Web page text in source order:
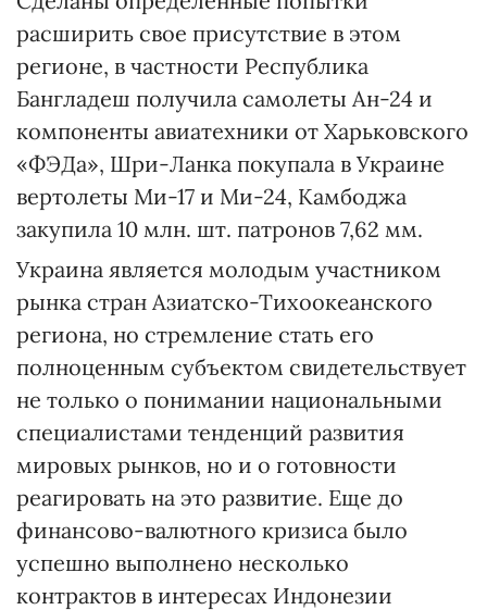
расширить свое присутствие в этом
регионе, в частности Республика
Бангладеш получила самолеты Ан-24 и
компоненты авиатехники от Харьковского
«ФЭДа», Шри-Ланка покупала в Украине
вертолеты Ми-17 и Ми-24, Камбоджа
закупила 10 млн. шт. патронов 7,62 мм.
Украина является молодым участником
рынка стран Азиатско-Тихоокеанского
региона, но стремление стать его
полноценным субъектом свидетельствует
не только о понимании национальными
специалистами тенденций развития
мировых рынков, но и о готовности
реагировать на это развитие. Еще до
финансово-валютного кризиса было
успешно выполнено несколько
контрактов в интересах Индонезии